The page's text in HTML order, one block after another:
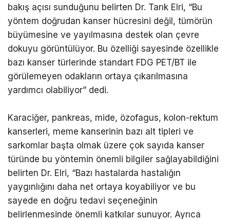
bakış açısı sunduğunu belirten Dr. Tarık Elri, “Bu
yöntem doğrudan kanser hücresini değil, tümörün
büyümesine ve yayılmasına destek olan çevre
dokuyu görüntülüyor. Bu özelliği sayesinde özellikle
bazı kanser türlerinde standart FDG PET/BT ile
görülemeyen odakların ortaya çıkarılmasına
yardımcı olabiliyor” dedi.
Karaciğer, pankreas, mide, özofagus, kolon-rektum
kanserleri, meme kanserinin bazı alt tipleri ve
sarkomlar başta olmak üzere çok sayıda kanser
türünde bu yöntemin önemli bilgiler sağlayabildiğini
belirten Dr. Elri, “Bazı hastalarda hastalığın
yaygınlığını daha net ortaya koyabiliyor ve bu
sayede en doğru tedavi seçeneğinin
belirlenmesinde önemli katkılar sunuyor. Ayrıca